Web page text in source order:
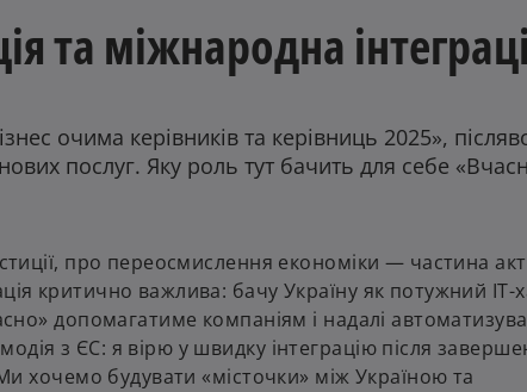
та міжнародна
очима керівників та керівниць 2025»,
послуг. Яку роль тут бачить для себе
про переосмислення економіки — частина
критично важлива: бачу Україну як потужний IT-
допомагатиме компаніям і надалі
з ЄС: я вірю у швидку інтеграцію після
хочемо будувати «місточки» між Україною та